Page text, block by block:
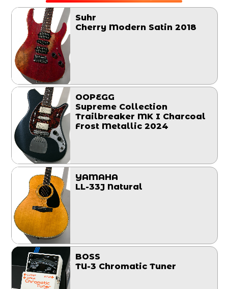
Suhr
Cherry Modern Satin 2018
OOPEGG
Supreme Collection
Trailbreaker MK I Charcoal
Frost Metallic 2024
YAMAHA
LL-33J Natural
BOSS
TU-3 Chromatic Tuner